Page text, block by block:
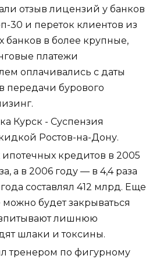
отзыв лицензий у банков
30 и переток клиентов из
банков в более крупные,
платежи
оплачивались с даты
передачи бурового
Курск - Суспензия
Ростов-на-Дону.
кредитов в 2005
а в 2006 году — в 4,4 раза
составлял 412 млрд. Еще
будет закрываться
впитывают лишнюю
шлаки и токсины.
тренером по фигурному